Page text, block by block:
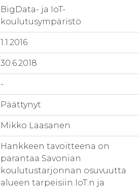
BigData- ja IoT-
koulutusympäristö
1.1.2016
30.6.2018
-
Päättynyt
Mikko Laasanen
Hankkeen tavoitteena on
parantaa Savonian
koulutustarjonnan osuvuutta
alueen tarpeisiin IoT:n ja